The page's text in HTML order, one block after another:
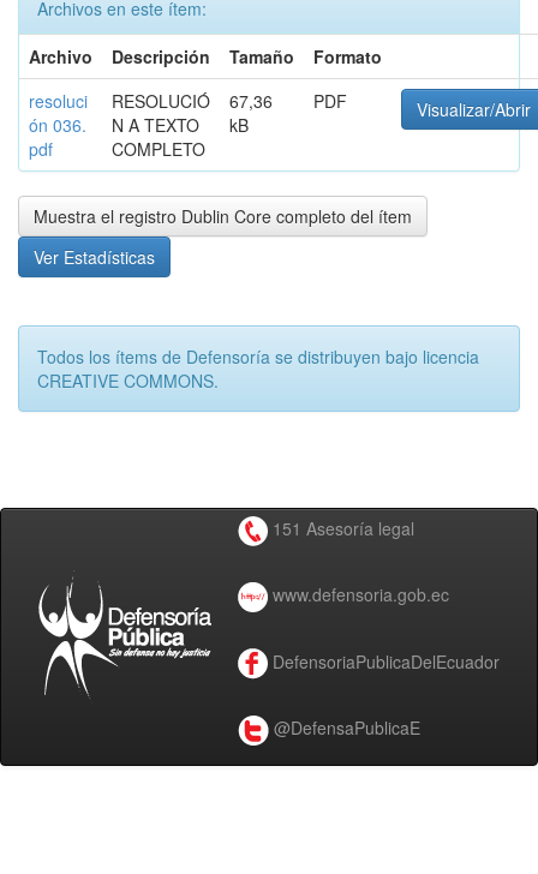
Archivos en este ítem:
Archivo
Descripción Tamaño
Formato
resoluci
ón 036.
pdf
RESOLUCIÓ
N A TEXTO
COMPLETO
67,36
kB
PDF Visualizar/Abrir
Muestra el registro Dublin Core completo del ítem
Ver Estadísticas
Todos los ítems de Defensoría se distribuyen bajo licencia
CREATIVE COMMONS.
151 Asesoría legal
www.defensoria.gob.ec
DefensoriaPublicaDelEcuador
@DefensaPublicaE